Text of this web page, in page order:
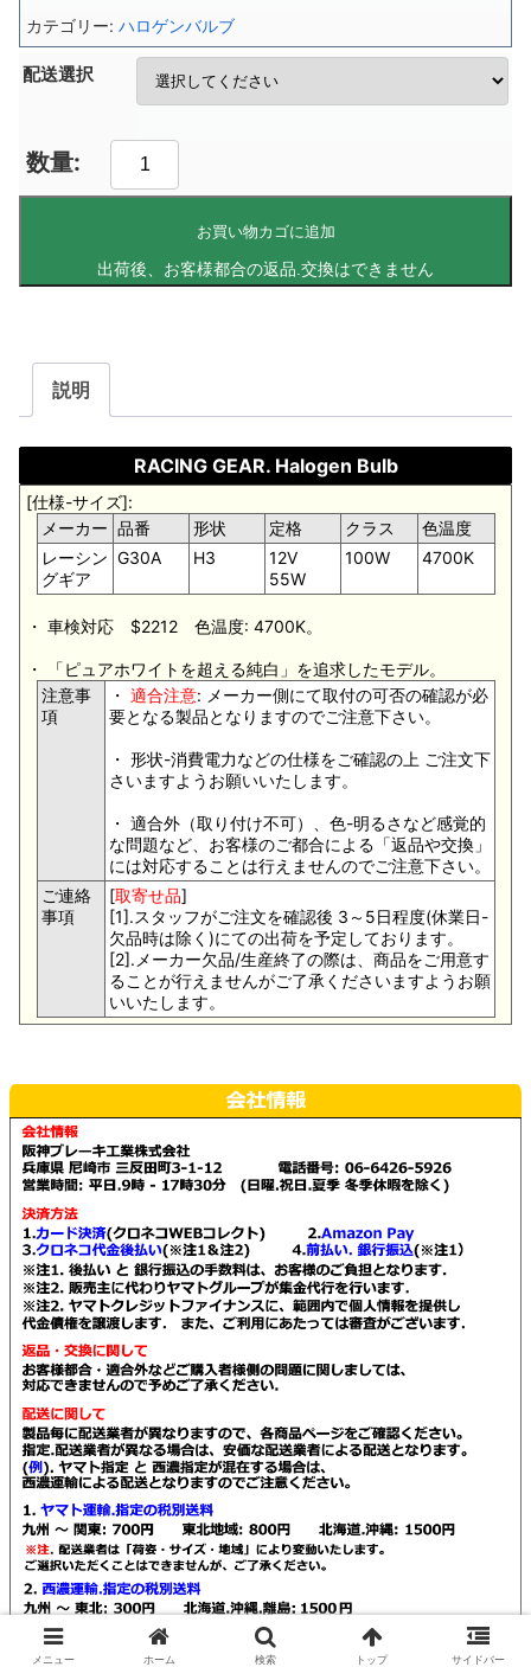
配送選択
お買い物カゴに追加
カテゴリー: ハロゲンバルブ
説明
RACING GEAR. Halogen Bulb
[仕様-サイズ]:
メーカー 品番 形状 定格 クラス
色温度
レーシン
グギア
G30A H3
12V
55W
100W 4700K
・ 車検対応 $2212 色温度: 4700K。
・ 「ピュアホワイトを超える純白」を追求したモデル。
注意事
項
・ 適合注意: メーカー側にて取付の可否の確認が必
要となる製品となりますのでご注意下さい。
・ 形状-消費電力などの仕様をご確認の上 ご注文下
さいますようお願いいたします。
・ 適合外（取り付け不可）、色-明るさなど感覚的
な問題など、お客様のご都合による「返品や交換」
には対応することは行えませんのでご注意下さい。
ご連絡
事項
[取寄せ品]
[1].スタッフがご注文を確認後 3～5日程度(休業日-
欠品時は除く)にての出荷を予定しております。
[2].メーカー欠品/生産終了の際は、商品をご用意す
ることが行えませんがご了承くださいますようお願
いいたします。
© 2021 Kendall販売店 阪神ブレーキ工業.
メニュー ホーム 検索 トップ サイドバー